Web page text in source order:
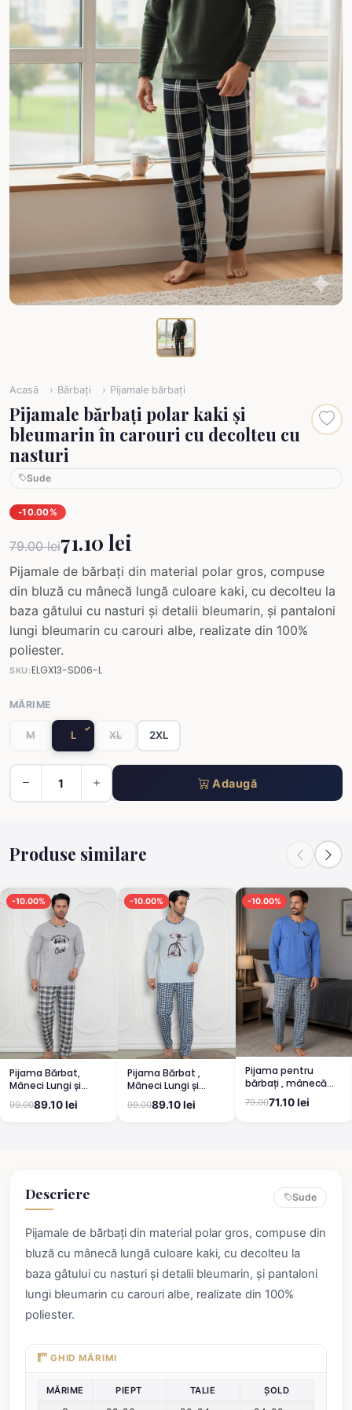
Acasă Bărbați Pijamale bărbați
Pijamale bărbați polar kaki și
bleumarin în carouri cu decolteu cu
nasturi
Sude
-10.00%
79.00 lei71.10 lei
Pijamale de bărbați din material polar gros, compuse
din bluză cu mânecă lungă culoare kaki, cu decolteu la
baza gâtului cu nasturi și detalii bleumarin, și pantaloni
lungi bleumarin cu carouri albe, realizate din 100%
poliester.
SKU:ELGX13-SD06-L
MĂRIME
M L XL 2XL
Adaugă
Produse similare
-10.00%
Pijama Bărbat,
Mâneci Lungi și
Pantaloni Lungi
Asortați, Imprimeu
99.0089.10 lei
-10.00%
Pijama Bărbat ,
Mâneci Lungi și
Pantaloni Lungi
Asortați, Imprimeu
99.0089.10 lei
-10.00%
Pijama pentru
bărbați , mânecă
lungă și pantaloni
lungi, albastru
79.0071.10 lei
Descriere Sude
Pijamale de bărbați din material polar gros, compuse din
bluză cu mânecă lungă culoare kaki, cu decolteu la
baza gâtului cu nasturi și detalii bleumarin, și pantaloni
lungi bleumarin cu carouri albe, realizate din 100%
poliester.
GHID MĂRIMI
MĂRIME PIEPT TALIE ȘOLD